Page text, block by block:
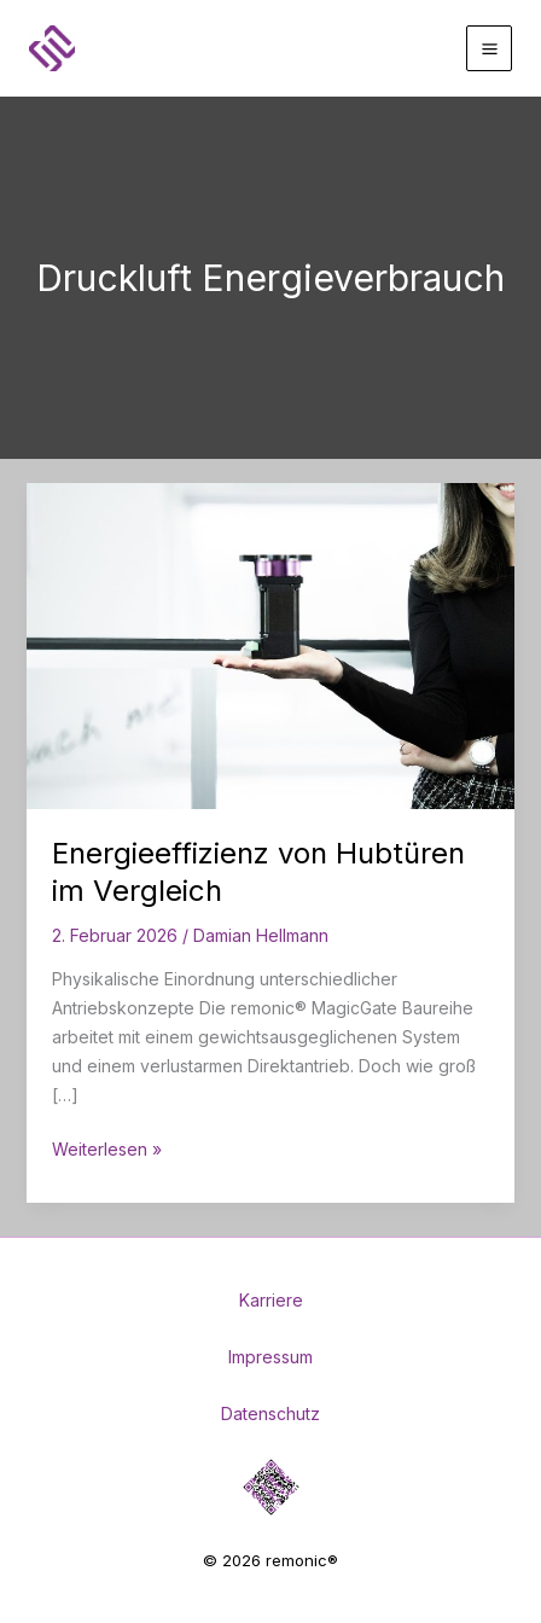
Inhalt
springen
Druckluft Energieverbrauch
Energieeffizienz von Hubtüren
im Vergleich
2. Februar 2026 / Damian Hellmann
Physikalische Einordnung unterschiedlicher
Antriebskonzepte Die remonic® MagicGate Baureihe
arbeitet mit einem gewichtsausgeglichenen System
und einem verlustarmen Direktantrieb. Doch wie groß
[…]
Energieeffizienz
Hubtüren
im
Weiterlesen »
Karriere
Impressum
Datenschutz
© 2026 remonic®